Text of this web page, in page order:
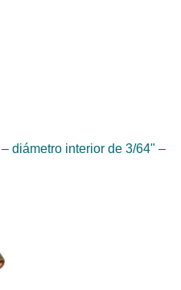
diámetro interior de 3/64" –